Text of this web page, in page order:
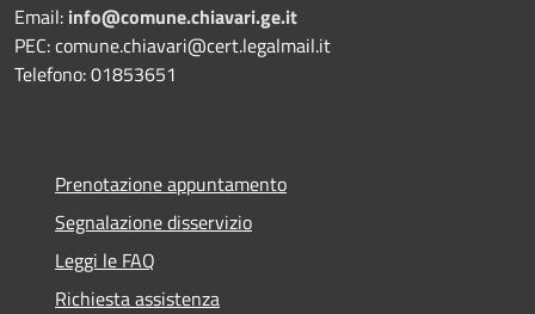
Email: info@comune.chiavari.ge.it
PEC: comune.chiavari@cert.legalmail.it
Telefono: 01853651
Prenotazione appuntamento
Segnalazione disservizio
Leggi le FAQ
Richiesta assistenza